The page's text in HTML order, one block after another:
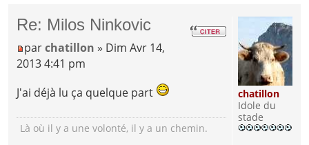
Re: Milos Ninkovic
parchatillon » Dim Avr 14,
2013 4:41 pm
J'ai déjà lu ça quelque part
Là où il y a une volonté, il y a un chemin.
chatillon
Idole du
stade